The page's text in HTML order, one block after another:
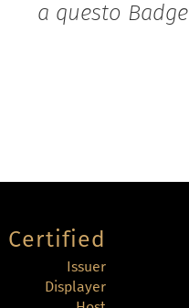
a questo Badge
Certified
Issuer
Displayer